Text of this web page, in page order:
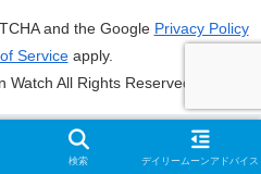
and the Google Privacy Policy
Serviceapply.
All Rights Reserved.
検索 デイリームーンアドバイス